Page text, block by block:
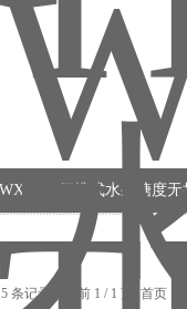
WX-TD4便携式水果糖度无
条记录，当前 1 / 1 页 首页